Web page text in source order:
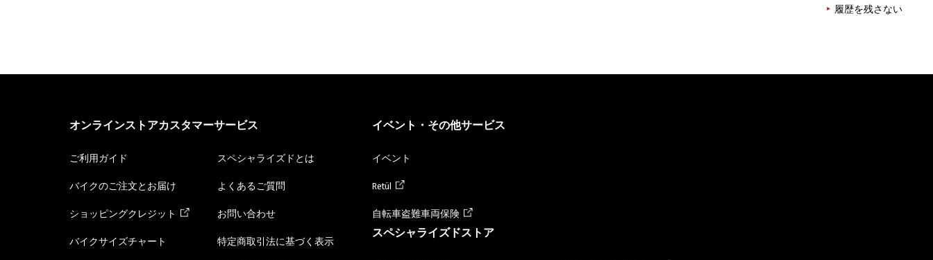
履歴を残さない
オンラインストアカスタマーサービス
ご利用ガイド
バイクのご注文とお届け
ショッピングクレジット
バイクサイズチャート
スペシャライズドとは
よくあるご質問
お問い合わせ
特定商取引法に基づく表示
イベント・その他サービス
イベント
Retül
自転車盗難車両保険
スペシャライズドストア